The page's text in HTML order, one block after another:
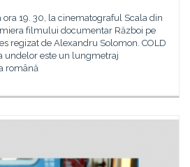
19. 30, la cinematograful Scala din
filmului documentar Război pe
regizat de Alexandru Solomon. COLD
undelor este un lungmetraj
română